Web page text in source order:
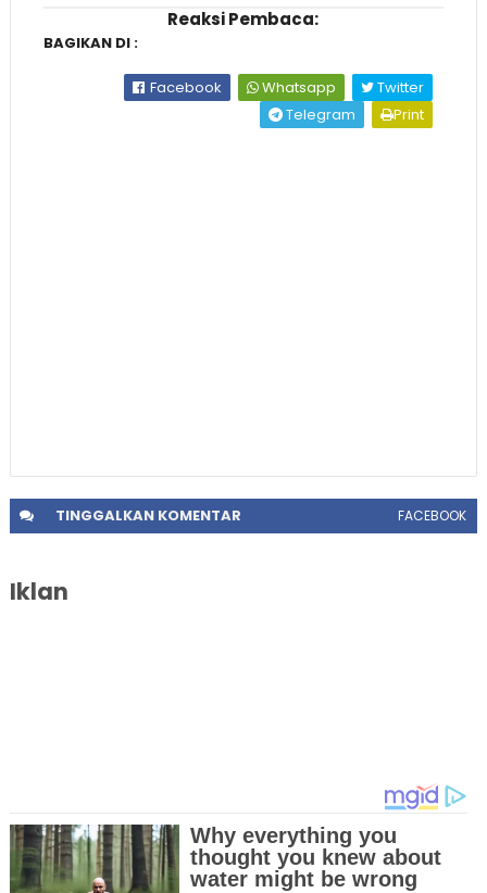
Reaksi Pembaca:
BAGIKAN DI :
Facebook Whatsapp
Twitter
Telegram
Print
TINGGALKANKOMENTAR FACEBOOK
Iklan